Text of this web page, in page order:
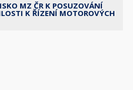
MZ ČR K POSUZOVÁNÍ
K ŘÍZENÍ MOTOROVÝCH